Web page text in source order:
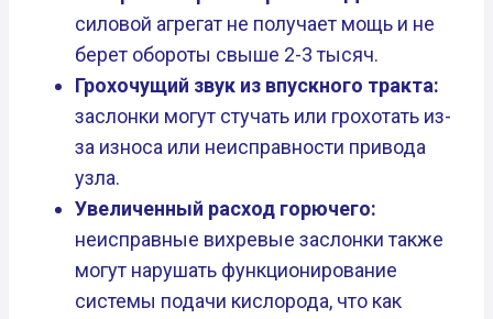
силовой агрегат не получает мощь и не
берет обороты свыше 2-3 тысяч.
Грохочущий звук из впускного тракта:
заслонки могут стучать или грохотать из-
за износа или неисправности привода
узла.
Увеличенный расход горючего:
неисправные вихревые заслонки также
могут нарушать функционирование
системы подачи кислорода, что как